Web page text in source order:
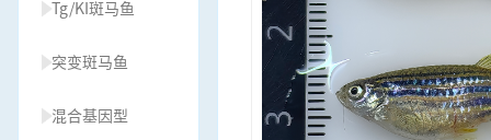
Tg/KI斑马鱼
突变斑马鱼
混合基因型